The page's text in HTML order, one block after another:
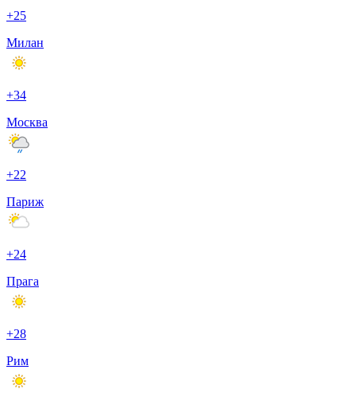
+25
Милан
+34
Москва
+22
Париж
+24
Прага
+28
Рим